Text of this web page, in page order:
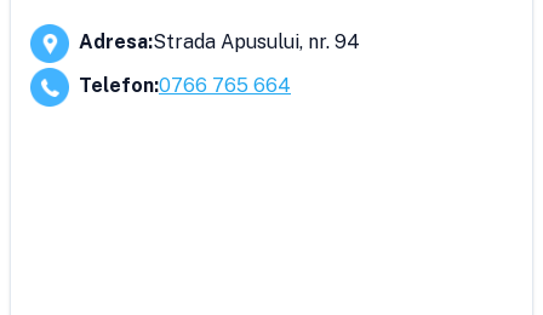
Adresa:Strada Apusului, nr. 94
Telefon:0766 765 664